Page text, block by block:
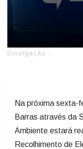
Divulgação -
Na próxima sexta-
Barras através da
Ambiente estará
Recolhimento de